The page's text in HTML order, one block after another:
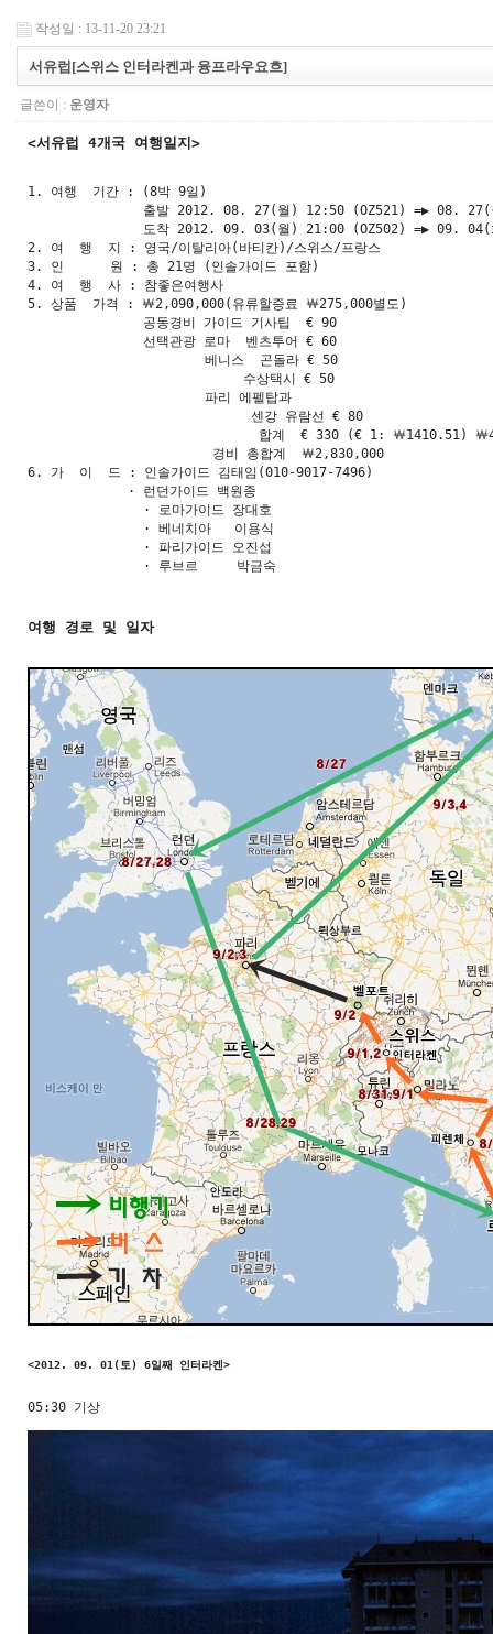
작성일 : 13-11-20 23:21
서유럽[스위스 인터라켄과 융프라우요흐]
글쓴이 : 운영자
<서유럽 4개국 여행일지>
1. 여행  기간 : (8박 9일)
출발 2012. 08. 27(월) 12:50 (OZ521) =▶ 08. 27(
도착 2012. 09. 03(월) 21:00 (OZ502) =▶ 09. 04(
2. 여  행  지 : 영국/이탈리아(바티칸)/스위스/프랑스
3. 인      원 : 총 21명 (인솔가이드 포함)
4. 여  행  사 : 참좋은여행사
5. 상품  가격 : ￦2,090,000(유류할증료 ￦275,000별도)
               공동경비 가이드 기사팁  € 90
               선택관광 로마  벤츠투어 € 60
                       베니스  곤돌라 € 50
                            수상택시 € 50
                       파리 에펠탑과
                             센강 유람선 € 80
합계  € 330 (€ 1: ￦1410.51) ￦
                        경비 총합계  ￦2,830,000
6. 가  이  드 : 인솔가이드 김태임(010-9017-7496)
             · 런던가이드 백원종
               · 로마가이드 장대호
               · 베네치아   이용식
               · 파리가이드 오진섭
               · 루브르     박금숙
여행 경로 및 일자
<2012. 09. 01(토) 6일째 인터라켄>
05:30 기상